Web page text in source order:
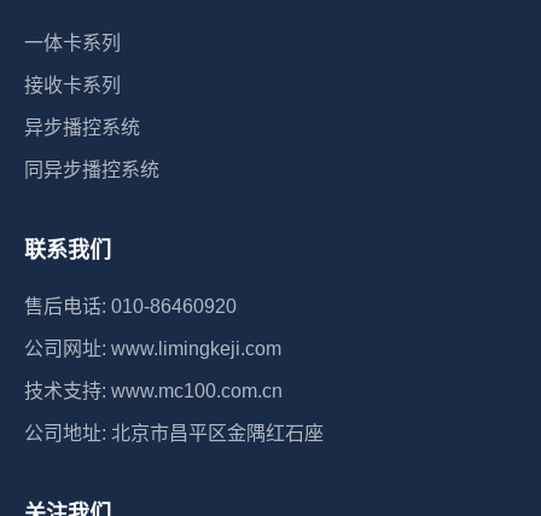
一体卡系列
接收卡系列
异步播控系统
同异步播控系统
联系我们
售后电话: 010-86460920
公司网址: www.limingkeji.com
技术支持: www.mc100.com.cn
公司地址: 北京市昌平区金隅红石座